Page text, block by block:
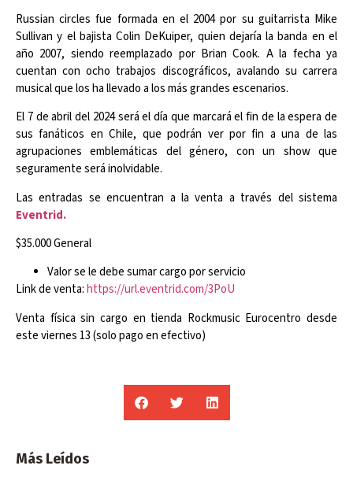
Russian circles fue formada en el 2004 por su guitarrista Mike
Sullivan y el bajista Colin DeKuiper, quien dejaría la banda en el
año 2007, siendo reemplazado por Brian Cook. A la fecha ya
cuentan con ocho trabajos discográficos, avalando su carrera
musical que los ha llevado a los más grandes escenarios.
El 7 de abril del 2024 será el día que marcará el fin de la espera de
sus fanáticos en Chile, que podrán ver por fin a una de las
agrupaciones emblemáticas del género, con un show que
seguramente será inolvidable.
Las entradas se encuentran a la venta a través del sistema
Eventrid.
$35.000 General
Valor se le debe sumar cargo por servicio
Link de venta:https://url.eventrid.com/3PoU
Venta física sin cargo en tienda Rockmusic Eurocentro desde
este viernes 13 (solo pago en efectivo)
Más Leídos